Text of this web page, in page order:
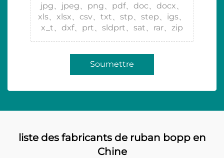
jpg、jpeg、png、pdf、doc、docx、
xls、xlsx、csv、txt、stp、step、igs、
x_t、dxf、prt、sldprt、sat、rar、zip
Soumettre
liste des fabricants de ruban bopp en
Chine